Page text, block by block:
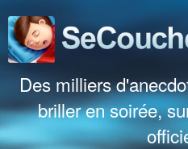
Des milliers
briller en soirée,